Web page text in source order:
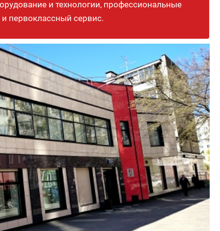
и технологии, профессиональные
и первоклассный сервис.